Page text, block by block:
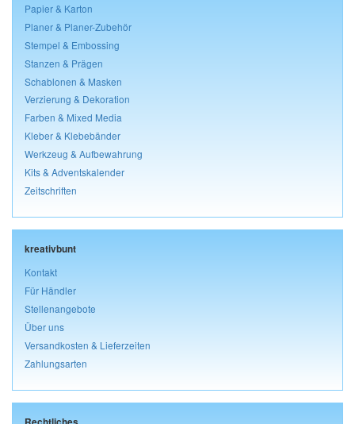
Papier & Karton
Planer & Planer-Zubehör
Stempel & Embossing
Stanzen & Prägen
Schablonen & Masken
Verzierung & Dekoration
Farben & Mixed Media
Kleber & Klebebänder
Werkzeug & Aufbewahrung
Kits & Adventskalender
Zeitschriften
kreativbunt
Kontakt
Für Händler
Stellenangebote
Über uns
Versandkosten & Lieferzeiten
Zahlungsarten